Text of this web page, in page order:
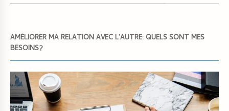
AMÉLIORER MA RELATION AVEC L’AUTRE: QUELS SONT MES
BESOINS?